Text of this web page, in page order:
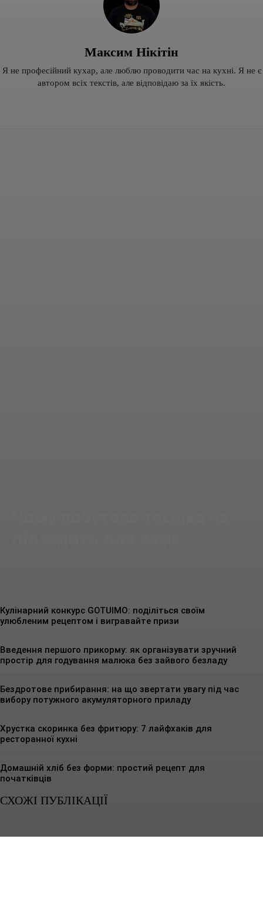
Максим Нікітін
Я не професійний кухар, але люблю проводити час на кухні. Я не є
автором всіх текстів, але відповідаю за їх якість.
Кулінарний конкурс GOTUIMO: поділіться своїм
улюбленим рецептом і вигравайте призи
Введення першого прикорму: як організувати зручний
простір для годування малюка без зайвого безладу
Бездротове прибирання: на що звертати увагу під час
вибору потужного акумуляторного приладу
Хрустка скоринка без фритюру: 7 лайфхаків для
ресторанної кухні
Домашній хліб без форми: простий рецепт для
початківців
СХОЖІ ПУБЛІКАЦІЇ